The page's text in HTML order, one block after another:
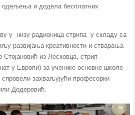
одељења и додела бесплатних
у низу радионица стрипа у складу са
развијања креативности и стварања
из Лесковца, стрип
у Европи) за ученике основне школе
захваљујући професорки
Додеровић.